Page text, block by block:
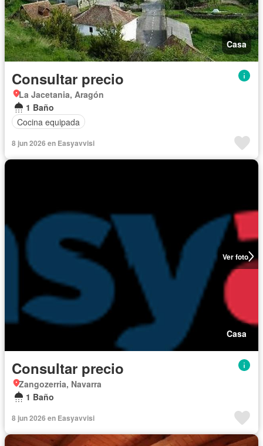
Casa
Consultar precio
La Jacetania, Aragón
1 Baño
Cocina equipada
8 jun 2026 en Easyavvisi
Ver foto
Casa
Consultar precio
Zangozerria, Navarra
1 Baño
8 jun 2026 en Easyavvisi